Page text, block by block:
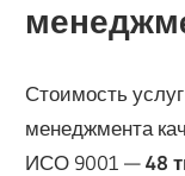
Стоимость
менеджмента
ИСО 9001 —48